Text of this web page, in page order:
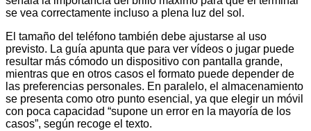
se vea correctamente incluso a plena luz del sol.
El tamaño del teléfono también debe ajustarse al uso
previsto. La guía apunta que para ver vídeos o jugar puede
resultar más cómodo un dispositivo con pantalla grande,
mientras que en otros casos el formato puede depender de
las preferencias personales. En paralelo, el almacenamiento
se presenta como otro punto esencial, ya que elegir un móvil
con poca capacidad “supone un error en la mayoría de los
casos”, según recoge el texto.